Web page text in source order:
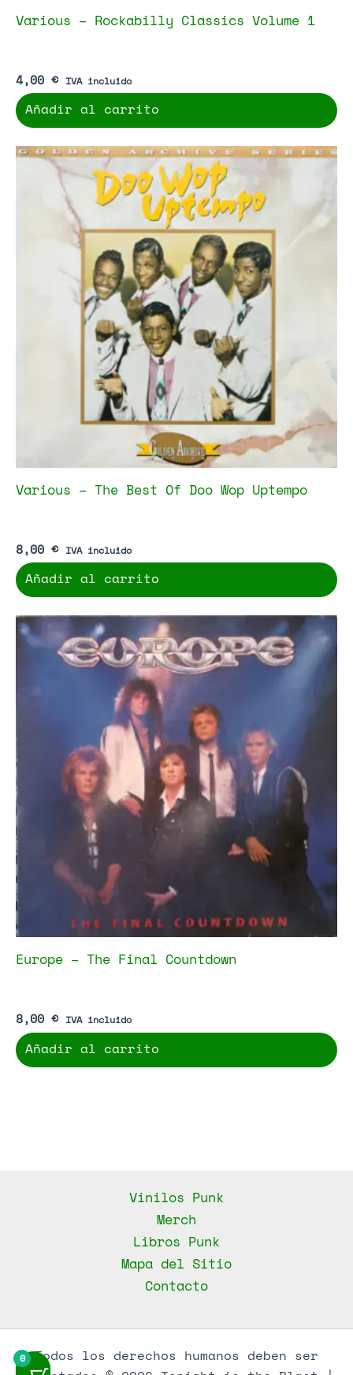
Various – Rockabilly Classics Volume 1
4,00 € IVA incluido
Añadir al carrito
Various – The Best Of Doo Wop Uptempo
8,00 € IVA incluido
Añadir al carrito
Europe – The Final Countdown
8,00 € IVA incluido
Añadir al carrito
Vinilos Punk
Merch
Libros Punk
Mapa del Sitio
Contacto
Todos los derechos humanos deben ser
0